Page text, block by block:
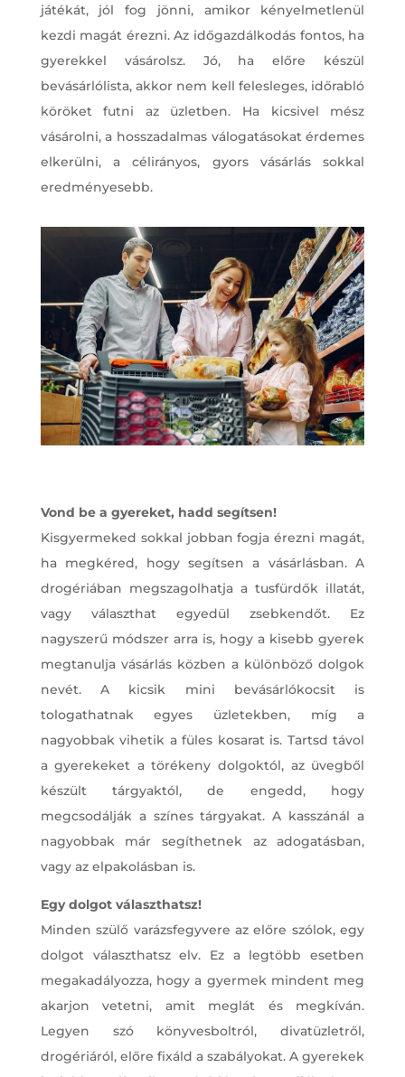
játékát, jól fog jönni, amikor kényelmetlenül
kezdi magát érezni. Az időgazdálkodás fontos, ha
gyerekkel vásárolsz. Jó, ha előre készül
bevásárlólista, akkor nem kell felesleges, időrabló
köröket futni az üzletben. Ha kicsivel mész
vásárolni, a hosszadalmas válogatásokat érdemes
elkerülni, a célirányos, gyors vásárlás sokkal
eredményesebb.
Vond be a gyereket, hadd segítsen!
Kisgyermeked sokkal jobban fogja érezni magát,
ha megkéred, hogy segítsen a vásárlásban. A
drogériában megszagolhatja a tusfürdők illatát,
vagy választhat egyedül zsebkendőt. Ez
nagyszerű módszer arra is, hogy a kisebb gyerek
megtanulja vásárlás közben a különböző dolgok
nevét. A kicsik mini bevásárlókocsit is
tologathatnak egyes üzletekben, míg a
nagyobbak vihetik a füles kosarat is. Tartsd távol
a gyerekeket a törékeny dolgoktól, az üvegből
készült tárgyaktól, de engedd, hogy
megcsodálják a színes tárgyakat. A kasszánál a
nagyobbak már segíthetnek az adogatásban,
vagy az elpakolásban is.
Egy dolgot választhatsz!
Minden szülő varázsfegyvere az előre szólok, egy
dolgot választhatsz elv. Ez a legtöbb esetben
megakadályozza, hogy a gyermek mindent meg
akarjon vetetni, amit meglát és megkíván.
Legyen szó könyvesboltról, divatüzletről,
drogériáról, előre fixáld a szabályokat. A gyerekek